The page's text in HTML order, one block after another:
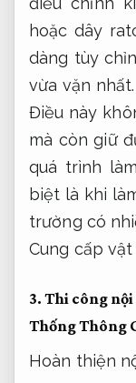
hoặc dây
dàng tùy
vừa vặn nhất.
Điều này
mà còn giữ
quá trình
biệt là khi
trường có
Cung cấp vật
3. Thi công
Thống Thông
Hoàn thiện